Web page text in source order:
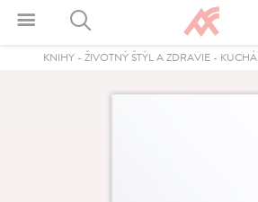
KNIHY- ŽIVOTNÝ ŠTÝL A ZDRAVIE-